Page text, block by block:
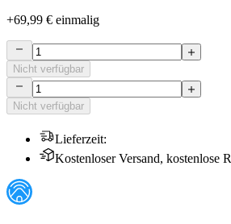
+69,99 € einmalig
Nicht verfügbar
Nicht verfügbar
Lieferzeit:
Kostenloser Versand, kostenlose